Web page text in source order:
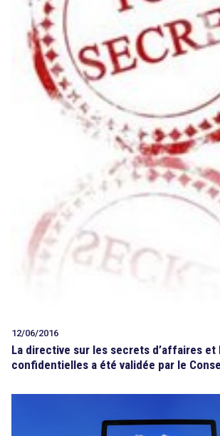
12/06/2016
La directive sur les secrets d’affaires
confidentielles a été validée par le